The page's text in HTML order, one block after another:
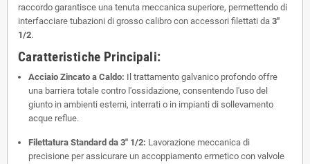
raccordo garantisce una tenuta meccanica superiore, permettendo di
interfacciare tubazioni di grosso calibro con accessori filettati da 3"
1/2.
Caratteristiche Principali:
Acciaio Zincato a Caldo: Il trattamento galvanico profondo offre
una barriera totale contro l'ossidazione, consentendo l'uso del
giunto in ambienti esterni, interrati o in impianti di sollevamento
acque reflue.
Filettatura Standard da 3" 1/2: Lavorazione meccanica di
precisione per assicurare un accoppiamento ermetico con valvole